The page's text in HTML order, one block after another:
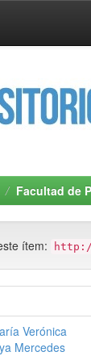
Facultad de
ítem:
Verónica
Mercedes